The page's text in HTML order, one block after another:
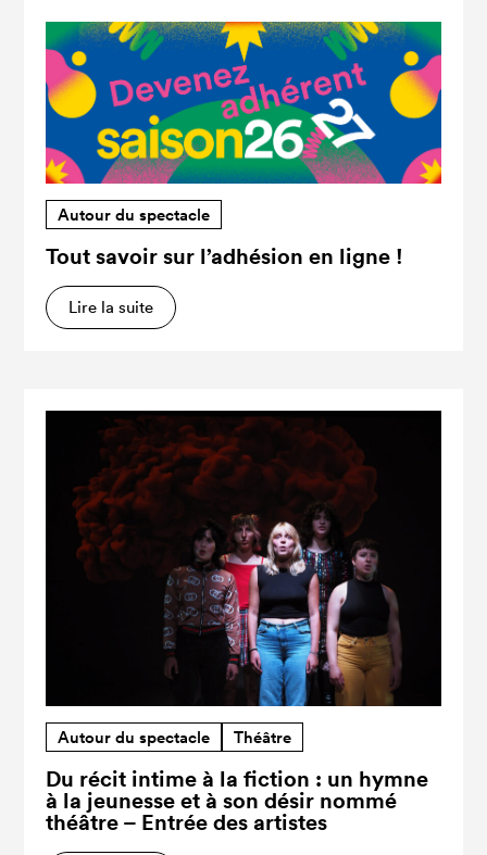
Autour du spectacle
Tout savoir sur l’adhésion en ligne !
Lire la suite
Autour du spectacle Théâtre
Du récit intime à la fiction : un hymne
à la jeunesse et à son désir nommé
théâtre – Entrée des artistes